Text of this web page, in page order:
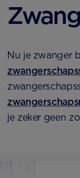
Nu je zwanger
je zeker geen